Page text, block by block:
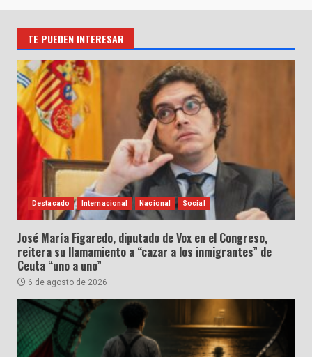
TE PUEDEN INTERESAR
Destacado Internacional Nacional Social
José María Figaredo, diputado de Vox en el Congreso,
reitera su llamamiento a “cazar a los inmigrantes” de
Ceuta “uno a uno”
6 de agosto de 2026